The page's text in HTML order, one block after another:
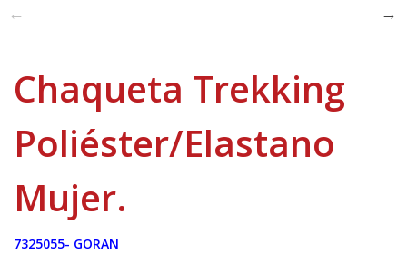
Chaqueta Trekking
Poliéster/Elastano
Mujer.
7325055- GORAN